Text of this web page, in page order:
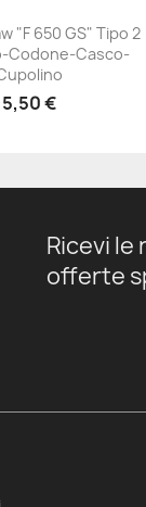
+23
"F 650 GS" Tipo 2
Codone-Casco-
5,50 €
Ricevi le
offerte